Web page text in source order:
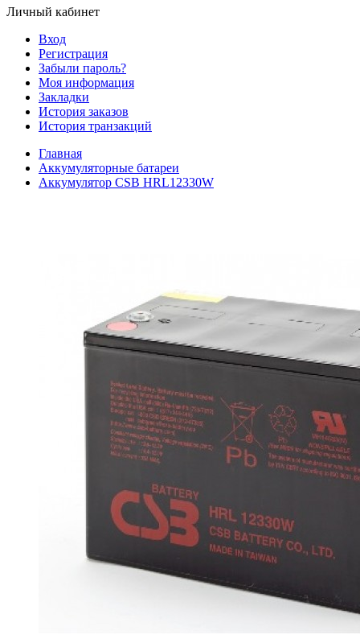
Личный кабинет
Вход
Регистрация
Забыли пароль?
Моя информация
Закладки
История заказов
История транзакций
Главная
Аккумуляторные батареи
Аккумулятор CSB HRL12330W